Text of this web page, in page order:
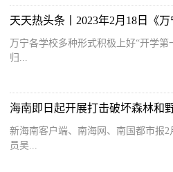
天天热头条丨2023年2月18日《
万宁各学校多种形式积极上好“开学
归...
新海南客户端、南海网、南国都市报2
员吴...